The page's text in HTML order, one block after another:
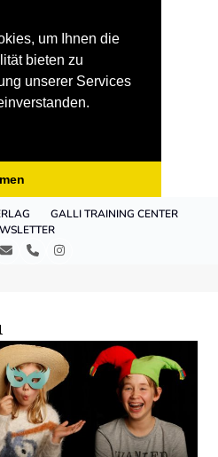
um Ihnen die
bieten zu
unserer Services
GALLI TRAINING CENTER
E- TelefonInstagram